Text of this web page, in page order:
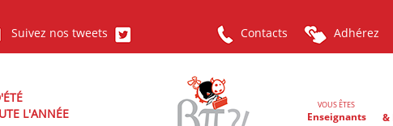
Suivez nos tweets Contacts Adhérez
L'ANNÉE
VOUS ÊTES
Enseignants
&